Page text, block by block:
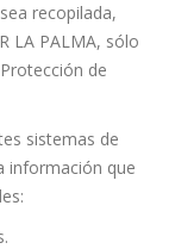
recopilada,
LA PALMA, sólo
de
sistemas de
información que